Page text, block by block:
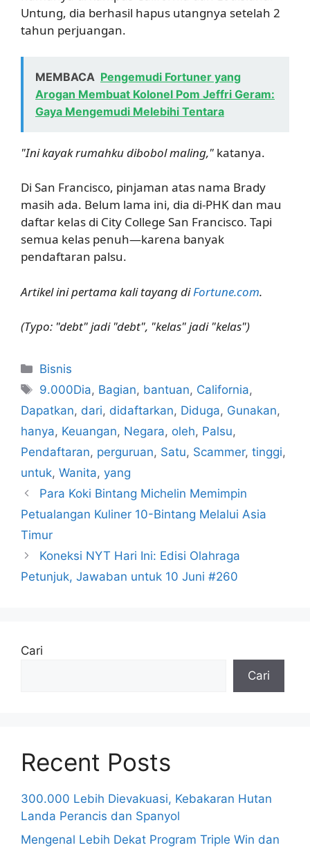
Untung, dia berhasil hapus utangnya setelah 2
tahun perjuangan.
MEMBACA Pengemudi Fortuner yang
Arogan Membuat Kolonel Pom Jeffri Geram:
Gaya Mengemudi Melebihi Tentara
"Ini kayak rumahku dibobol maling," katanya.
Di San Francisco, pinjaman atas nama Brady
masih ada. Belum lama ini, dia di-PHK dan mau
daftar kelas di City College San Francisco. Tapi
semua kelas penuh—karena banyak
pendaftaran palsu.
Artikel ini pertama kali tayang diFortune.com.
(Typo: "debt" jadi "debt", "kelas" jadi "kelas")
Kategori
Bisnis
Tag
9.000Dia, Bagian, bantuan, California,
Dapatkan, dari, didaftarkan, Diduga, Gunakan,
hanya, Keuangan, Negara, oleh, Palsu,
Pendaftaran, perguruan, Satu, Scammer, tinggi,
untuk, Wanita, yang
Para Koki Bintang Michelin Memimpin
Petualangan Kuliner 10-Bintang Melalui Asia
Timur
Koneksi NYT Hari Ini: Edisi Olahraga
Petunjuk, Jawaban untuk 10 Juni #260
Cari
Cari
Recent Posts
300.000 Lebih Dievakuasi, Kebakaran Hutan
Landa Perancis dan Spanyol
Mengenal Lebih Dekat Program Triple Win dan